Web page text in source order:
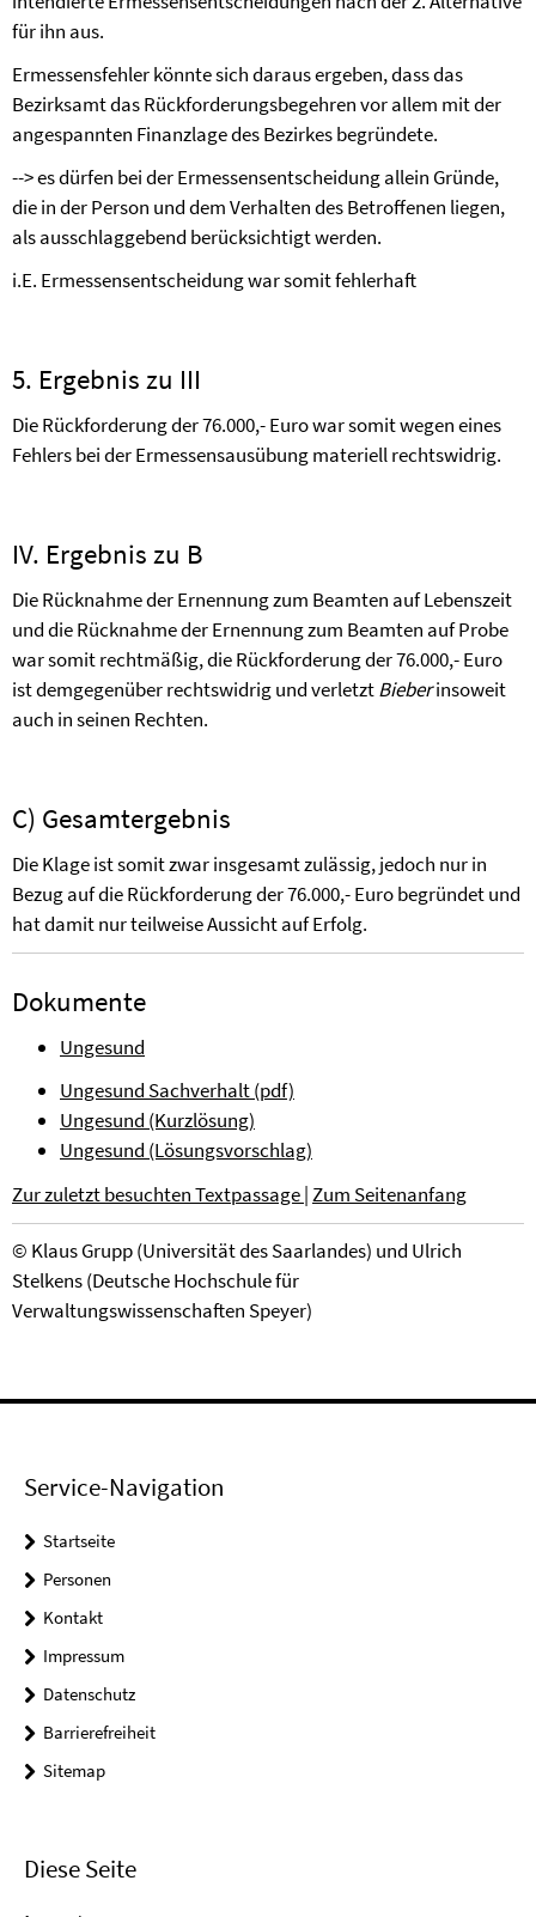
für ihn aus.
Ermessensfehler könnte sich daraus ergeben, dass das
Bezirksamt das Rückforderungsbegehren vor allem mit der
angespannten Finanzlage des Bezirkes begründete.
-->es dürfen bei der Ermessensentscheidung allein Gründe,
die in der Person und dem Verhalten des Betroffenen liegen,
als ausschlaggebend berücksichtigt werden.
i.E. Ermessensentscheidung war somit fehlerhaft
5. Ergebnis zu III
Die Rückforderung der 76.000,- Euro war somit wegen eines
Fehlers bei der Ermessensausübung materiell rechtswidrig.
IV. Ergebnis zu B
Die Rücknahme der Ernennung zum Beamten auf Lebenszeit
und die Rücknahme der Ernennung zum Beamten auf Probe
war somit rechtmäßig, die Rückforderung der 76.000,- Euro
ist demgegenüber rechtswidrig und verletztBieberinsoweit
auch in seinen Rechten.
C) Gesamtergebnis
Die Klage ist somit zwar insgesamt zulässig, jedoch nur in
Bezug auf die Rückforderung der 76.000,- Euro begründet und
hat damit nur teilweise Aussicht auf Erfolg.
Dokumente
Ungesund
Ungesund Sachverhalt (pdf)
Ungesund (Kurzlösung)
Ungesund (Lösungsvorschlag)
Zur zuletzt besuchten Textpassage|Zum Seitenanfang
© Klaus Grupp (Universität des Saarlandes) und Ulrich
Stelkens (Deutsche Hochschule für
Verwaltungswissenschaften Speyer)
Service-Navigation
Startseite
Personen
Kontakt
Impressum
Datenschutz
Barrierefreiheit
Sitemap
Diese Seite